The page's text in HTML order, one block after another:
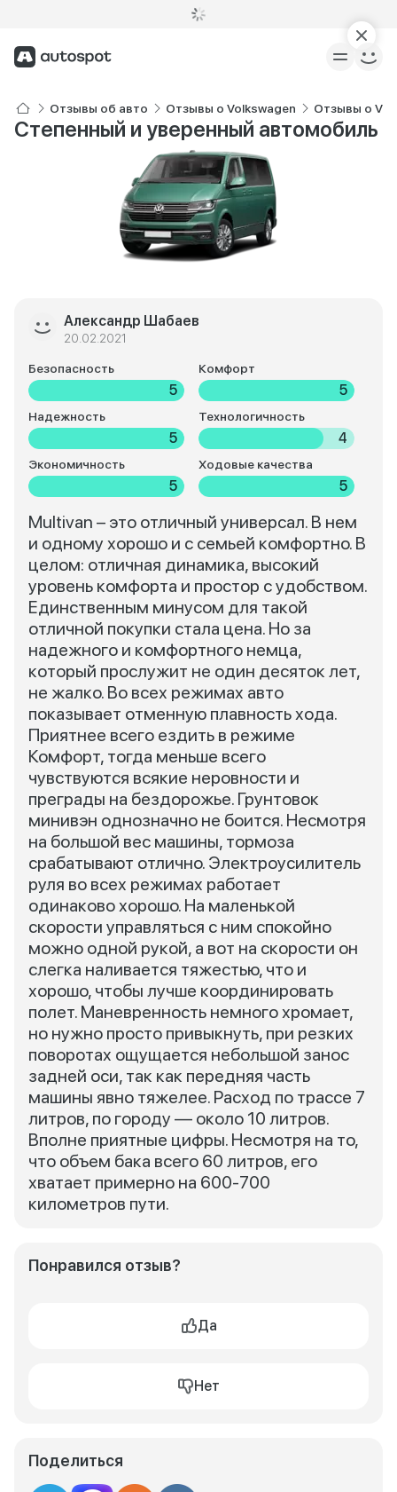
Отзывы об авто Отзывы о Volkswagen Отзывы о
Степенный и уверенный автомобиль
Александр Шабаев
20.02.2021
Безопасность
5
Комфорт
5
Надежность
5
Технологичность
4
Экономичность
5
Ходовые качества
5
Multivan – это отличный универсал. В нем
и одному хорошо и с семьей комфортно. В
целом: отличная динамика, высокий
уровень комфорта и простор с удобством.
Единственным минусом для такой
отличной покупки стала цена. Но за
надежного и комфортного немца,
который прослужит не один десяток лет,
не жалко. Во всех режимах авто
показывает отменную плавность хода.
Приятнее всего ездить в режиме
Комфорт, тогда меньше всего
чувствуются всякие неровности и
преграды на бездорожье. Грунтовок
минивэн однозначно не боится. Несмотря
на большой вес машины, тормоза
срабатывают отлично. Электроусилитель
руля во всех режимах работает
одинаково хорошо. На маленькой
скорости управляться с ним спокойно
можно одной рукой, а вот на скорости он
слегка наливается тяжестью, что и
хорошо, чтобы лучше координировать
полет. Маневренность немного хромает,
но нужно просто привыкнуть, при резких
поворотах ощущается небольшой занос
задней оси, так как передняя часть
машины явно тяжелее. Расход по трассе 7
литров, по городу — около 10 литров.
Вполне приятные цифры. Несмотря на то,
что объем бака всего 60 литров, его
хватает примерно на 600-700
километров пути.
Понравился отзыв?
Да
Нет
Поделиться